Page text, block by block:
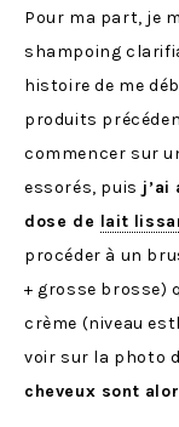
Pour ma part, je
shampoing
histoire de me
produits
commencer sur
essorés, puis j’ai
dose de lait
procéder à un
+ grosse brosse)
crème (niveau
voir sur la photo
cheveux sont